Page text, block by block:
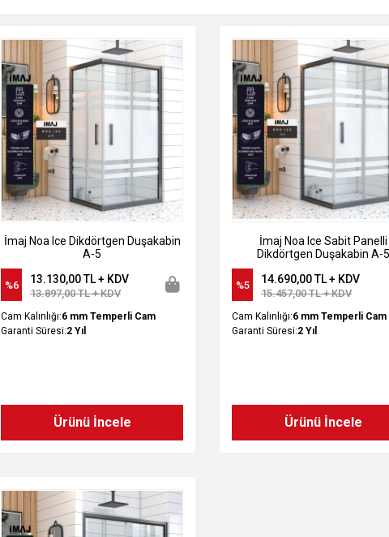
İmaj Noa Ice Dikdörtgen Duşakabin
A-5
%6 13.130,00 TL + KDV
13.897,00 TL + KDV
Cam Kalınlığı:6 mm Temperli Cam
Garanti Süresi:2 Yıl
Ürünü İncele
İmaj Noa Ice Sabit Panelli
Dikdörtgen Duşakabin A-5
%5 14.690,00 TL + KDV
15.457,00 TL + KDV
Cam Kalınlığı:6 mm Temperli Cam
Garanti Süresi:2 Yıl
Ürünü İncele